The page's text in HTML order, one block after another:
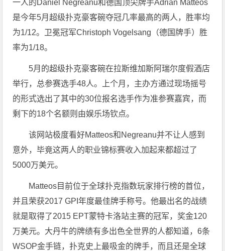
一人的Daniel Negreanu和德国顶尖牌手Adrian Matteos
是今年5月超级扑克豪客碗夺冠几率最高的两人，胜率均
为1/12。卫冕冠军Christoph Vogelsang（德国牌手）胜
率为1/18。
5月的超级扑克豪客碗在拉斯维加斯阿瑞尔度假酒店
举行，总参赛选手48人。上个月，主办方通过现场摇号
的形式选出了其中的30位报名选手作为准参赛嘉宾，而
剩下的18个名额则由娱乐场钦点。
该网站极度看好Matteos和Negreanu并不让人感到
意外，毕竟这两人的职业锦标赛收入加起来都超过了
5000万美元。
Matteos目前位于全球扑克指数玩家排行榜的首位，
并且荣获2017 GPI年度最佳牌手称号。他最出名的战绩
就是取得了2015 EPT蒙特卡洛站主赛的冠军，奖金120
万美元。大丹牛的牌绩有多出色全世界的人都知道，6条
WSOP金手链，扑克史上最吸金的牌手，而且还是全球